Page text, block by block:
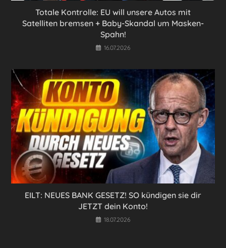
Totale Kontrolle: EU will unsere Autos mit
Satelliten bremsen + Baby-Skandal um Masken-
Spahn!
16.07.2026
EILT: NEUES BANK GESETZ! SO kündigen sie dir
JETZT dein Konto!
18.07.2026